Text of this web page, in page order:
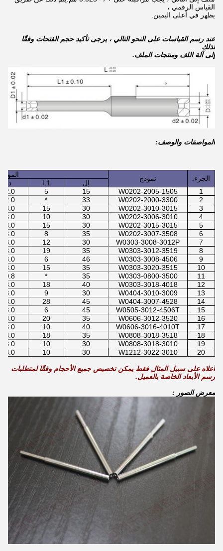
القياس الرقمي ،
يظهر في أعلى اليمين.
عند رسم القياسات على النحو التالي ، يرجى تأكيد حجم الفتحات وفقًا
لذلك
إلى آلة اللف ومنتجات الملف.
المواصفات والوصف:
الجزء. نموذج
إل
L1
د
1
W0202-2005-1505
15
5
2.0
2
W0202-2000-3300
33
*
2.0
3
W0202-3010-3015
30
15
3.0
4
W0202-3006-3010
30
10
3.0
5
W0202-3015-3015
30
15
3.0
6
W0202-3007-3508
35
8
3.0
7
W0303-3008-3012P
30
12
3.0
8
W0303-3012-3519
35
19
3.0
9
W0303-3008-4506
46
6
3.0
10
W0303-3020-3515
35
15
3.0
11
W0303-0800-3500
35
*
0.8
12
W0303-3018-4018
40
18
3.0
13
W0404-3010-3009
30
9
3.0
14
W0404-3007-4528
45
28
3.0
15
W0505-3012-4506T
45
6
3.0
16
W0606-3012-3520
35
20
3.0
17
W0606-3016-4010T
40
10
3.0
18
W0808-3018-3518
35
18
3.0
19
W0808-3018-3010
30
10
3.0
20
W1212-3022-3010
30
10
3.0
أعلاه على سبيل المثال فقط يمكن تخصيص جميع الأحجام وفقًا لمتطلبات
رسم الأبعاد الخاصة بالعميل.
معرض الصور :